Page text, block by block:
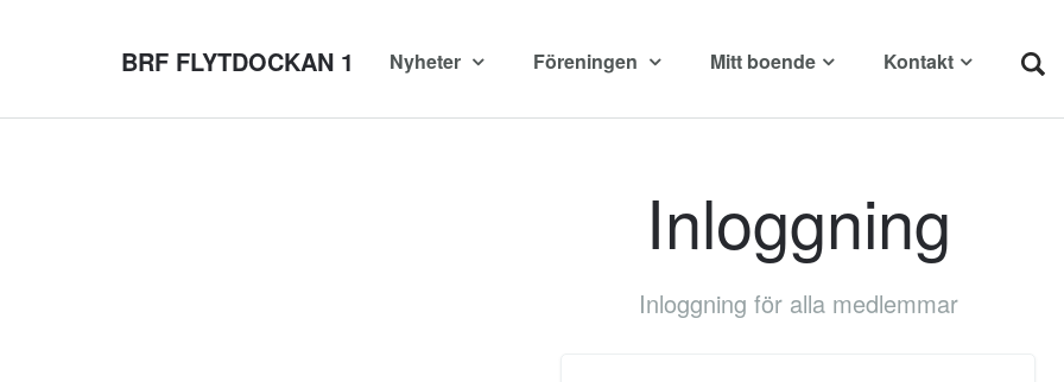
BRF FLYTDOCKAN 1 Nyheter Föreningen Mitt boende Kontakt
Inloggning
Inloggning för alla medlemmar